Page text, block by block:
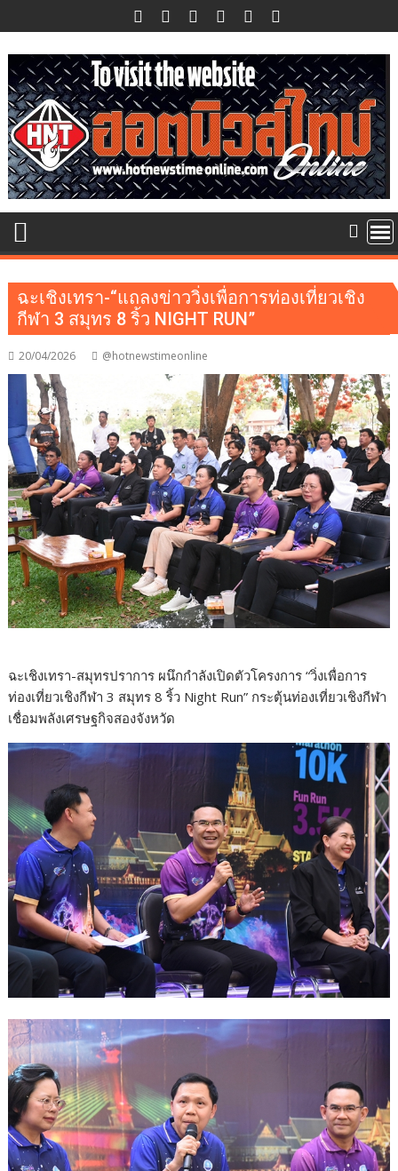
to
content
ฉะเชิงเทรา-“แถลงข่าววิ่งเพื่อการท่องเที่ยวเชิง
กีฬา 3 สมุทร 8 ริ้ว NIGHT RUN”
20/04/2026 @hotnewstimeonline
ฉะเชิงเทรา-สมุทรปราการ ผนึกกำลังเปิดตัวโครงการ “วิ่งเพื่อการ
ท่องเที่ยวเชิงกีฬา 3 สมุทร 8 ริ้ว Night Run” กระตุ้นท่องเที่ยวเชิงกีฬา
เชื่อมพลังเศรษฐกิจสองจังหวัด